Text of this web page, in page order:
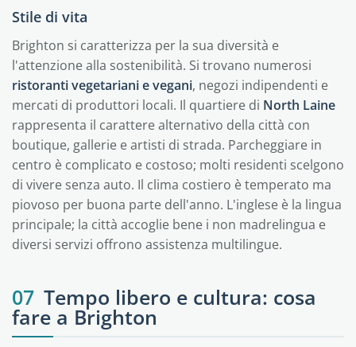
Stile di vita
Brighton si caratterizza per la sua diversità e
l'attenzione alla sostenibilità. Si trovano numerosi
ristoranti vegetariani e vegani, negozi indipendenti e
mercati di produttori locali. Il quartiere di North Laine
rappresenta il carattere alternativo della città con
boutique, gallerie e artisti di strada. Parcheggiare in
centro è complicato e costoso; molti residenti scelgono
di vivere senza auto. Il clima costiero è temperato ma
piovoso per buona parte dell'anno. L'inglese è la lingua
principale; la città accoglie bene i non madrelingua e
diversi servizi offrono assistenza multilingue.
07 Tempo libero e cultura: cosa
fare a Brighton